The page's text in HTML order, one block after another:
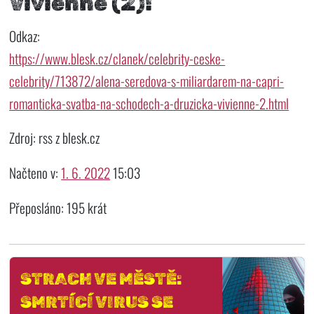
Odkaz:
https://www.blesk.cz/clanek/celebrity-ceske-
celebrity/713872/alena-seredova-s-miliardarem-na-capri-
romanticka-svatba-na-schodech-a-druzicka-vivienne-2.html
Zdroj: rss z blesk.cz
Načteno v:1. 6. 202215:03
Přeposláno: 195 krát
STRACH VE MĚSTĚ:
SMRTÍCÍ VIRUS SE